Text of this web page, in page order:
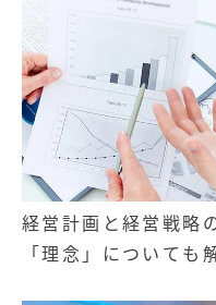
経営計画と経営戦略
「理念」についても